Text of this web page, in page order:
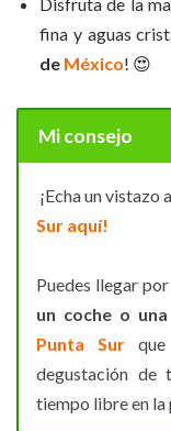
fina y aguas
de México! 😍
Mi consejo
¡Echa un vistazo a
Sur aquí!
Puedes llegar
un coche o
Punta Sur
degustación de
tiempo libre en la